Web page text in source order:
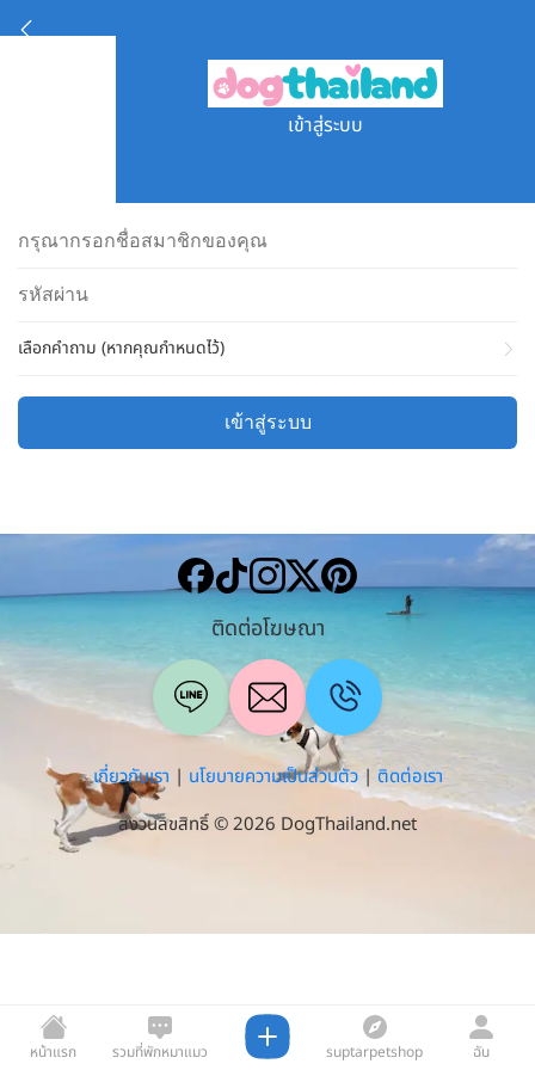
เข้าสู่ระบบ
เลือกคำถาม (หากคุณกำหนดไว้)
เข้าสู่ระบบ
หน้าแรก
รวมที่พักหมาแมว
suptarpetshop ฉัน
ติดต่อโฆษณา
เกี่ยวกับเรา | นโยบายความเป็นส่วนตัว| ติดต่อเรา
สงวนลิขสิทธิ์ © 2026 DogThailand.net